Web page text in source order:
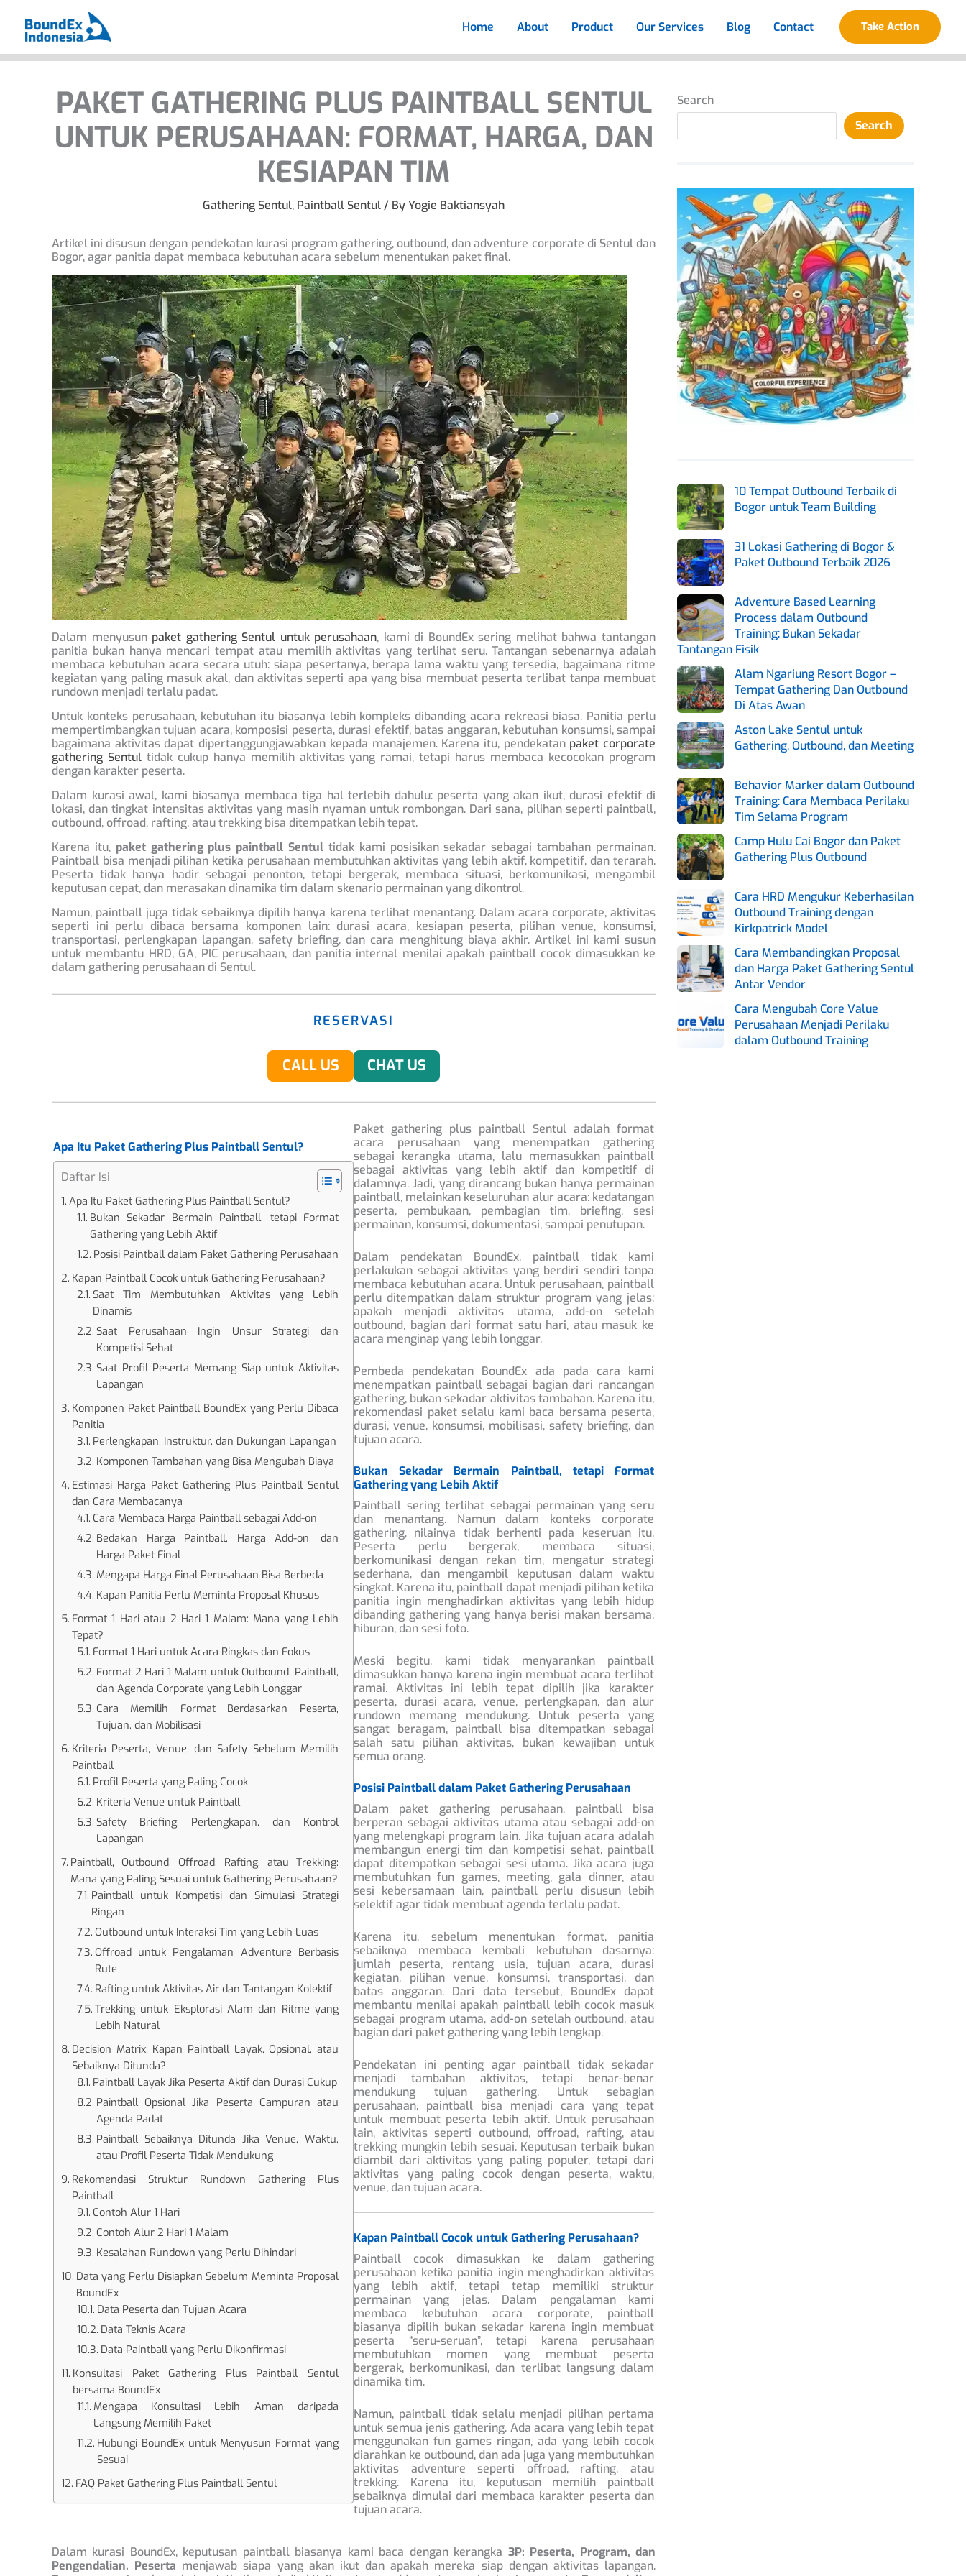
to
Home About Product Our Services Blog Contact Take Action
PAKET GATHERING PLUS PAINTBALL SENTUL
UNTUK PERUSAHAAN: FORMAT, HARGA, DAN
KESIAPAN TIM
Gathering Sentul, Paintball Sentul/ ByYogie Baktiansyah
Artikel ini disusun dengan pendekatan kurasi program gathering, outbound, dan adventure corporate di Sentul dan
Bogor, agar panitia dapat membaca kebutuhan acara sebelum menentukan paket final.
Dalam menyusun paket gathering Sentul untuk perusahaan, kami di BoundEx sering melihat bahwa tantangan
panitia bukan hanya mencari tempat atau memilih aktivitas yang terlihat seru. Tantangan sebenarnya adalah
membaca kebutuhan acara secara utuh: siapa pesertanya, berapa lama waktu yang tersedia, bagaimana ritme
kegiatan yang paling masuk akal, dan aktivitas seperti apa yang bisa membuat peserta terlibat tanpa membuat
rundown menjadi terlalu padat.
Untuk konteks perusahaan, kebutuhan itu biasanya lebih kompleks dibanding acara rekreasi biasa. Panitia perlu
mempertimbangkan tujuan acara, komposisi peserta, durasi efektif, batas anggaran, kebutuhan konsumsi, sampai
bagaimana aktivitas dapat dipertanggungjawabkan kepada manajemen. Karena itu, pendekatan paket corporate
gathering Sentultidak cukup hanya memilih aktivitas yang ramai, tetapi harus membaca kecocokan program
dengan karakter peserta.
Dalam kurasi awal, kami biasanya membaca tiga hal terlebih dahulu: peserta yang akan ikut, durasi efektif di
lokasi, dan tingkat intensitas aktivitas yang masih nyaman untuk rombongan. Dari sana, pilihan seperti paintball,
outbound, offroad, rafting, atau trekking bisa ditempatkan lebih tepat.
Karena itu, paket gathering plus paintball Sentul tidak kami posisikan sekadar sebagai tambahan permainan.
Paintball bisa menjadi pilihan ketika perusahaan membutuhkan aktivitas yang lebih aktif, kompetitif, dan terarah.
Peserta tidak hanya hadir sebagai penonton, tetapi bergerak, membaca situasi, berkomunikasi, mengambil
keputusan cepat, dan merasakan dinamika tim dalam skenario permainan yang dikontrol.
Namun, paintball juga tidak sebaiknya dipilih hanya karena terlihat menantang. Dalam acara corporate, aktivitas
seperti ini perlu dibaca bersama komponen lain: durasi acara, kesiapan peserta, pilihan venue, konsumsi,
transportasi, perlengkapan lapangan, safety briefing, dan cara menghitung biaya akhir. Artikel ini kami susun
untuk membantu HRD, GA, PIC perusahaan, dan panitia internal menilai apakah paintball cocok dimasukkan ke
dalam gathering perusahaan di Sentul.
RESERVASI
CALL US CHAT US
Apa Itu Paket Gathering Plus Paintball Sentul?
Daftar Isi
Apa Itu Paket Gathering Plus Paintball Sentul?
Bukan Sekadar Bermain Paintball, tetapi Format
Gathering yang Lebih Aktif
Posisi Paintball dalam Paket Gathering Perusahaan
Kapan Paintball Cocok untuk Gathering Perusahaan?
Saat Tim Membutuhkan Aktivitas yang Lebih
Dinamis
Saat Perusahaan Ingin Unsur Strategi dan
Kompetisi Sehat
Saat Profil Peserta Memang Siap untuk Aktivitas
Lapangan
Komponen Paket Paintball BoundEx yang Perlu Dibaca
Panitia
Perlengkapan, Instruktur, dan Dukungan Lapangan
Komponen Tambahan yang Bisa Mengubah Biaya
Estimasi Harga Paket Gathering Plus Paintball Sentul
dan Cara Membacanya
Cara Membaca Harga Paintball sebagai Add-on
Bedakan Harga Paintball, Harga Add-on, dan
Harga Paket Final
Mengapa Harga Final Perusahaan Bisa Berbeda
Kapan Panitia Perlu Meminta Proposal Khusus
Format 1 Hari atau 2 Hari 1 Malam: Mana yang Lebih
Tepat?
Format 1 Hari untuk Acara Ringkas dan Fokus
Format 2 Hari 1 Malam untuk Outbound, Paintball,
dan Agenda Corporate yang Lebih Longgar
Cara Memilih Format Berdasarkan Peserta,
Tujuan, dan Mobilisasi
Kriteria Peserta, Venue, dan Safety Sebelum Memilih
Paintball
Profil Peserta yang Paling Cocok
Kriteria Venue untuk Paintball
Safety Briefing, Perlengkapan, dan Kontrol
Lapangan
Paintball, Outbound, Offroad, Rafting, atau Trekking:
Mana yang Paling Sesuai untuk Gathering Perusahaan?
Paintball untuk Kompetisi dan Simulasi Strategi
Ringan
Outbound untuk Interaksi Tim yang Lebih Luas
Offroad untuk Pengalaman Adventure Berbasis
Rute
Rafting untuk Aktivitas Air dan Tantangan Kolektif
Trekking untuk Eksplorasi Alam dan Ritme yang
Lebih Natural
Decision Matrix: Kapan Paintball Layak, Opsional, atau
Sebaiknya Ditunda?
Paintball Layak Jika Peserta Aktif dan Durasi Cukup
Paintball Opsional Jika Peserta Campuran atau
Agenda Padat
Paintball Sebaiknya Ditunda Jika Venue, Waktu,
atau Profil Peserta Tidak Mendukung
Rekomendasi Struktur Rundown Gathering Plus
Paintball
Contoh Alur 1 Hari
Contoh Alur 2 Hari 1 Malam
Kesalahan Rundown yang Perlu Dihindari
Data yang Perlu Disiapkan Sebelum Meminta Proposal
BoundEx
Data Peserta dan Tujuan Acara
Data Teknis Acara
Data Paintball yang Perlu Dikonfirmasi
Konsultasi Paket Gathering Plus Paintball Sentul
bersama BoundEx
Mengapa Konsultasi Lebih Aman daripada
Langsung Memilih Paket
Hubungi BoundEx untuk Menyusun Format yang
Sesuai
FAQ Paket Gathering Plus Paintball Sentul
Paket gathering plus paintball Sentul adalah format
acara perusahaan yang menempatkan gathering
sebagai kerangka utama, lalu memasukkan paintball
sebagai aktivitas yang lebih aktif dan kompetitif di
dalamnya. Jadi, yang dirancang bukan hanya permainan
paintball, melainkan keseluruhan alur acara: kedatangan
peserta, pembukaan, pembagian tim, briefing, sesi
permainan, konsumsi, dokumentasi, sampai penutupan.
Dalam pendekatan BoundEx, paintball tidak kami
perlakukan sebagai aktivitas yang berdiri sendiri tanpa
membaca kebutuhan acara. Untuk perusahaan, paintball
perlu ditempatkan dalam struktur program yang jelas:
apakah menjadi aktivitas utama, add-on setelah
outbound, bagian dari format satu hari, atau masuk ke
acara menginap yang lebih longgar.
Pembeda pendekatan BoundEx ada pada cara kami
menempatkan paintball sebagai bagian dari rancangan
gathering, bukan sekadar aktivitas tambahan. Karena itu,
rekomendasi paket selalu kami baca bersama peserta,
durasi, venue, konsumsi, mobilisasi, safety briefing, dan
tujuan acara.
Bukan Sekadar Bermain Paintball, tetapi Format
Gathering yang Lebih Aktif
Paintball sering terlihat sebagai permainan yang seru
dan menantang. Namun dalam konteks corporate
gathering, nilainya tidak berhenti pada keseruan itu.
Peserta perlu bergerak, membaca situasi,
berkomunikasi dengan rekan tim, mengatur strategi
sederhana, dan mengambil keputusan dalam waktu
singkat. Karena itu, paintball dapat menjadi pilihan ketika
panitia ingin menghadirkan aktivitas yang lebih hidup
dibanding gathering yang hanya berisi makan bersama,
hiburan, dan sesi foto.
Meski begitu, kami tidak menyarankan paintball
dimasukkan hanya karena ingin membuat acara terlihat
ramai. Aktivitas ini lebih tepat dipilih jika karakter
peserta, durasi acara, venue, perlengkapan, dan alur
rundown memang mendukung. Untuk peserta yang
sangat beragam, paintball bisa ditempatkan sebagai
salah satu pilihan aktivitas, bukan kewajiban untuk
semua orang.
Posisi Paintball dalam Paket Gathering Perusahaan
Dalam paket gathering perusahaan, paintball bisa
berperan sebagai aktivitas utama atau sebagai add-on
yang melengkapi program lain. Jika tujuan acara adalah
membangun energi tim dan kompetisi sehat, paintball
dapat ditempatkan sebagai sesi utama. Jika acara juga
membutuhkan fun games, meeting, gala dinner, atau
sesi kebersamaan lain, paintball perlu disusun lebih
selektif agar tidak membuat agenda terlalu padat.
Karena itu, sebelum menentukan format, panitia
sebaiknya membaca kembali kebutuhan dasarnya:
jumlah peserta, rentang usia, tujuan acara, durasi
kegiatan, pilihan venue, konsumsi, transportasi, dan
batas anggaran. Dari data tersebut, BoundEx dapat
membantu menilai apakah paintball lebih cocok masuk
sebagai program utama, add-on setelah outbound, atau
bagian dari paket gathering yang lebih lengkap.
Pendekatan ini penting agar paintball tidak sekadar
menjadi tambahan aktivitas, tetapi benar-benar
mendukung tujuan gathering. Untuk sebagian
perusahaan, paintball bisa menjadi cara yang tepat
untuk membuat peserta lebih aktif. Untuk perusahaan
lain, aktivitas seperti outbound, offroad, rafting, atau
trekking mungkin lebih sesuai. Keputusan terbaik bukan
diambil dari aktivitas yang paling populer, tetapi dari
aktivitas yang paling cocok dengan peserta, waktu,
venue, dan tujuan acara.
Kapan Paintball Cocok untuk Gathering Perusahaan?
Paintball cocok dimasukkan ke dalam gathering
perusahaan ketika panitia ingin menghadirkan aktivitas
yang lebih aktif, tetapi tetap memiliki struktur
permainan yang jelas. Dalam pengalaman kami
membaca kebutuhan acara corporate, paintball
biasanya dipilih bukan sekadar karena ingin membuat
peserta “seru-seruan”, tetapi karena perusahaan
membutuhkan momen yang membuat peserta
bergerak, berkomunikasi, dan terlibat langsung dalam
dinamika tim.
Namun, paintball tidak selalu menjadi pilihan pertama
untuk semua jenis gathering. Ada acara yang lebih tepat
menggunakan fun games ringan, ada yang lebih cocok
diarahkan ke outbound, dan ada juga yang membutuhkan
aktivitas adventure seperti offroad, rafting, atau
trekking. Karena itu, keputusan memilih paintball
sebaiknya dimulai dari membaca karakter peserta dan
tujuan acara.
Dalam kurasi BoundEx, keputusan paintball biasanya kami baca dengan kerangka 3P: Peserta, Program, dan
Pengendalian. Peserta menjawab siapa yang akan ikut dan apakah mereka siap dengan aktivitas lapangan.
Search
Search
10 Tempat Outbound Terbaik di
Bogor untuk Team Building
31 Lokasi Gathering di Bogor &
Paket Outbound Terbaik 2026
Adventure Based Learning
Process dalam Outbound
Training: Bukan Sekadar
Tantangan Fisik
Alam Ngariung Resort Bogor –
Tempat Gathering Dan Outbound
Di Atas Awan
Aston Lake Sentul untuk
Gathering, Outbound, dan Meeting
Behavior Marker dalam Outbound
Training: Cara Membaca Perilaku
Tim Selama Program
Camp Hulu Cai Bogor dan Paket
Gathering Plus Outbound
Cara HRD Mengukur Keberhasilan
Outbound Training dengan
Kirkpatrick Model
Cara Membandingkan Proposal
dan Harga Paket Gathering Sentul
Antar Vendor
Cara Mengubah Core Value
Perusahaan Menjadi Perilaku
dalam Outbound Training